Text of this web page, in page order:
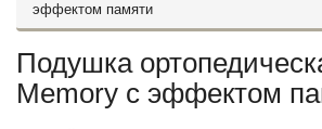
эффектом памяти
Подушка
Memory с эффектом